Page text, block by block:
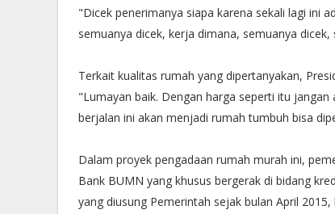
"Dicek penerimanya siapa karena sekali lagi ini
semuanya dicek, kerja dimana, semuanya
Terkait kualitas rumah yang dipertanyakan,
"Lumayan baik. Dengan harga seperti itu
berjalan ini akan menjadi rumah tumbuh bisa
Dalam proyek pengadaan rumah murah ini,
Bank BUMN yang khusus bergerak di bidang
yang diusung Pemerintah sejak bulan April